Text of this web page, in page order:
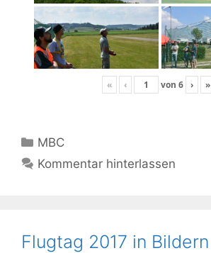
« ‹ von 6 › »
Kategorien
MBC
Kommentar hinterlassen
Flugtag 2017 in Bildern